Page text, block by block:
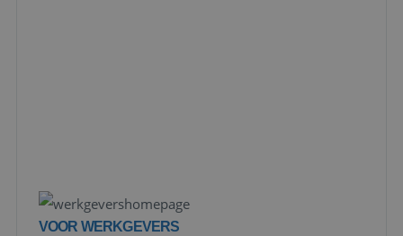
VOOR WERKGEVERS